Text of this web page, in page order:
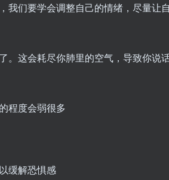
我们要学会调整自己的情绪，尽量让
。这会耗尽你肺里的空气，导致你说
程度会弱很多
缓解恐惧感